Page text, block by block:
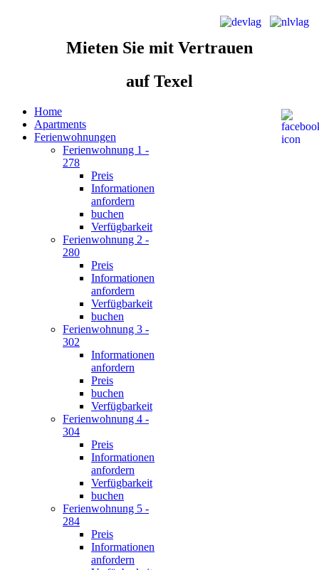
Mieten Sie mit Vertrauen
auf Texel
Home
Apartments
Ferienwohnungen
Ferienwohnung 1 -
278
Preis
Informationen
anfordern
buchen
Verfügbarkeit
Ferienwohnung 2 -
280
Preis
Informationen
anfordern
Verfügbarkeit
buchen
Ferienwohnung 3 -
302
Informationen
anfordern
Preis
buchen
Verfügbarkeit
Ferienwohnung 4 -
304
Preis
Informationen
anfordern
Verfügbarkeit
buchen
Ferienwohnung 5 -
284
Preis
Informationen
anfordern